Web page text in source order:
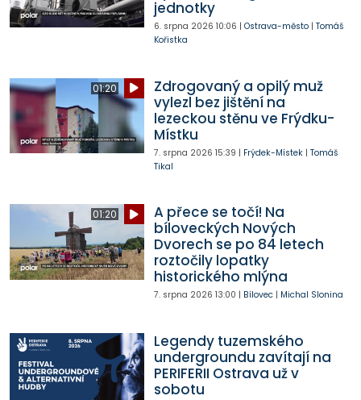
jednotky
6. srpna 2026 10:06 | Ostrava-město| Tomáš
Kořistka
01:20
Zdrogovaný a opilý muž
vylezl bez jištění na
lezeckou stěnu ve Frýdku-
Místku
7. srpna 2026 15:39 | Frýdek-Místek| Tomáš
Tikal
01:20
A přece se točí! Na
bíloveckých Nových
Dvorech se po 84 letech
roztočily lopatky
historického mlýna
7. srpna 2026 13:00 | Bílovec| Michal Slonina
Legendy tuzemského
undergroundu zavítají na
PERIFERII Ostrava už v
sobotu